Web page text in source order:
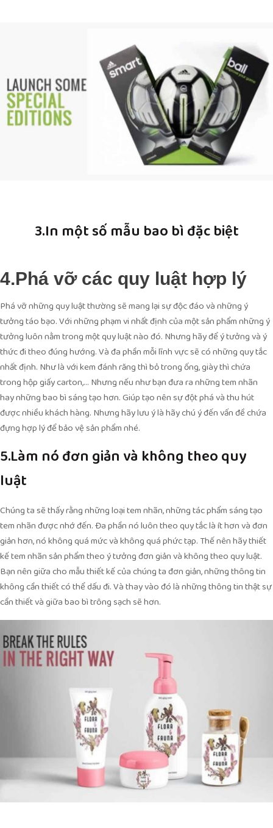
3.In một số mẫu bao bì đặc biệt
4.Phá vỡ các quy luật hợp lý
Phá vỡ những quy luật thường sẽ mang lại sự độc đáo và những ý
tưởng táo bạo. Với những phạm vi nhất định của một sản phẩm những ý
tưởng luôn nằm trong một quy luật nào đó. Nhưng hãy để ý tưởng và ý
thức đi theo đúng hướng. Và đa phần mỗi lĩnh vực sẽ có những quy tắc
nhất định. Như là với kem đánh răng thì bỏ trong ống, giày thì chứa
trong hộp giấy carton,… Nhưng nếu như bạn đưa ra những tem nhãn
hay những bao bì sáng tạo hơn. Giúp tạo nên sự đột phá và thu hút
được nhiều khách hàng. Nhưng hãy lưu ý là hãy chú ý đến vấn đề chứa
đựng hợp lý để bảo vệ sản phẩm nhé.
5.Làm nó đơn giản và không theo quy
luật
Chúng ta sẽ thấy rằng những loại tem nhãn, những tác phẩm sáng tạo
tem nhãn được nhớ đến. Đa phần nó luôn theo quy tắc là ít hơn và đơn
giản hơn, nó không quá mức và không quá phức tạp. Thế nên hãy thiết
kế tem nhãn sản phẩm theo ý tưởng đơn giản và không theo quy luật.
Bạn nên giữa cho mẫu thiết kế của chúng ta đơn giản, những thông tin
không cần thiết có thể dấu đi. Và thay vào đó là những thông tin thật sự
cần thiết và giữa bao bì trông sạch sẽ hơn.